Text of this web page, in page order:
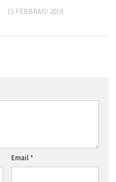
11 FEBBRAIO 2018
Email*